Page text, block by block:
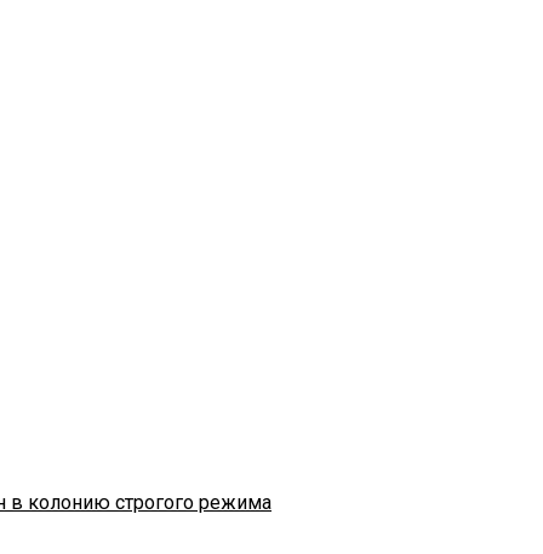
в колонию строгого режима